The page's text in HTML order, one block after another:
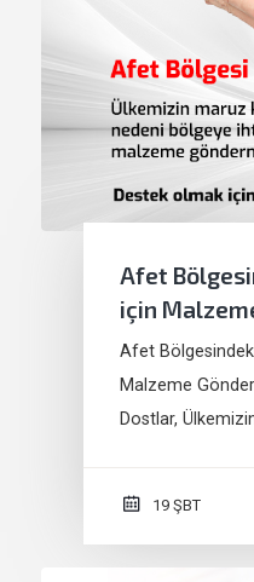
Afet
için
Afet
Malzeme
Dostlar,
19 ŞBT